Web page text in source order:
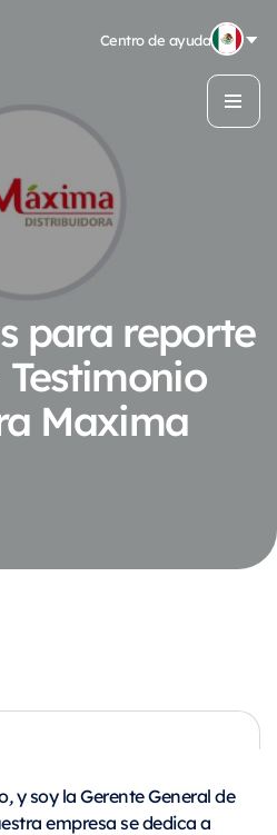
Centro de ayuda
para reporte
Maxima
,y soy la Gerente General de
empresa se dedica a